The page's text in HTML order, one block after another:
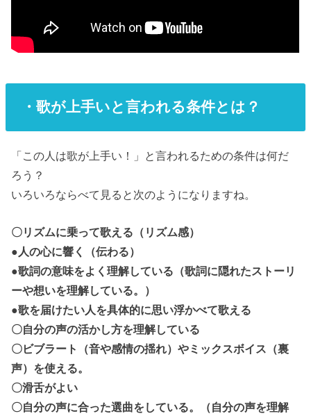
・歌が上手いと言われる条件とは？
「この人は歌が上手い！」と言われるための条件は何だ
ろう？
いろいろならべて見ると次のようになりますね。
〇リズムに乗って歌える（リズム感）
●人の心に響く（伝わる）
●歌詞の意味をよく理解している（歌詞に隠れたストーリ
ーや想いを理解している。）
●歌を届けたい人を具体的に思い浮かべて歌える
〇自分の声の活かし方を理解している
〇ビブラート（音や感情の揺れ）やミックスボイス（裏
声）を使える。
〇滑舌がよい
〇自分の声に合った選曲をしている。（自分の声を理解